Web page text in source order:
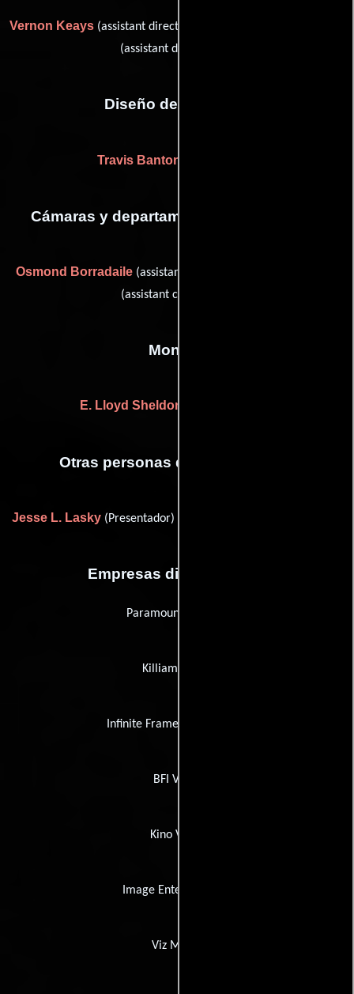
Vernon Keays(assistant director (u)) y
(assistant director (u))
Diseño de vestuario
Travis Banton
Cámaras y departamento de electricidad
Osmond Borradaile (assistant camera (u)) y
(assistant camera (u))
Montaje
E. Lloyd Sheldon
Otras personas que participaron
Jesse L. Lasky(Presentador) y
Empresas distribuidoras
Paramount Pictures
Killiam Shows
Infinite Frameworks Studios
BFI Video
Kino Video
Image Entertainment
Viz Media